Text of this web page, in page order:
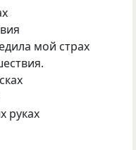
мой страх
руках